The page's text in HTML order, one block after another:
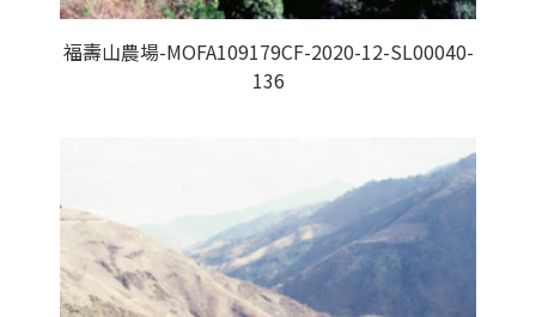
福壽山農場-MOFA109179CF-2020-12-SL00040-
136